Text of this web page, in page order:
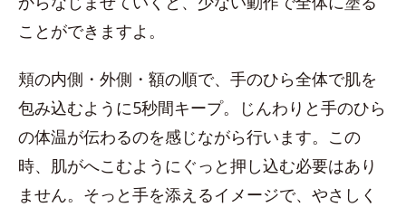
ことができますよ。
頬の内側・外側・額の順で、手のひら全体で肌を
包み込むように5秒間キープ。じんわりと手のひら
の体温が伝わるのを感じながら行います。この
時、肌がへこむようにぐっと押し込む必要はあり
ません。そっと手を添えるイメージで、やさしく